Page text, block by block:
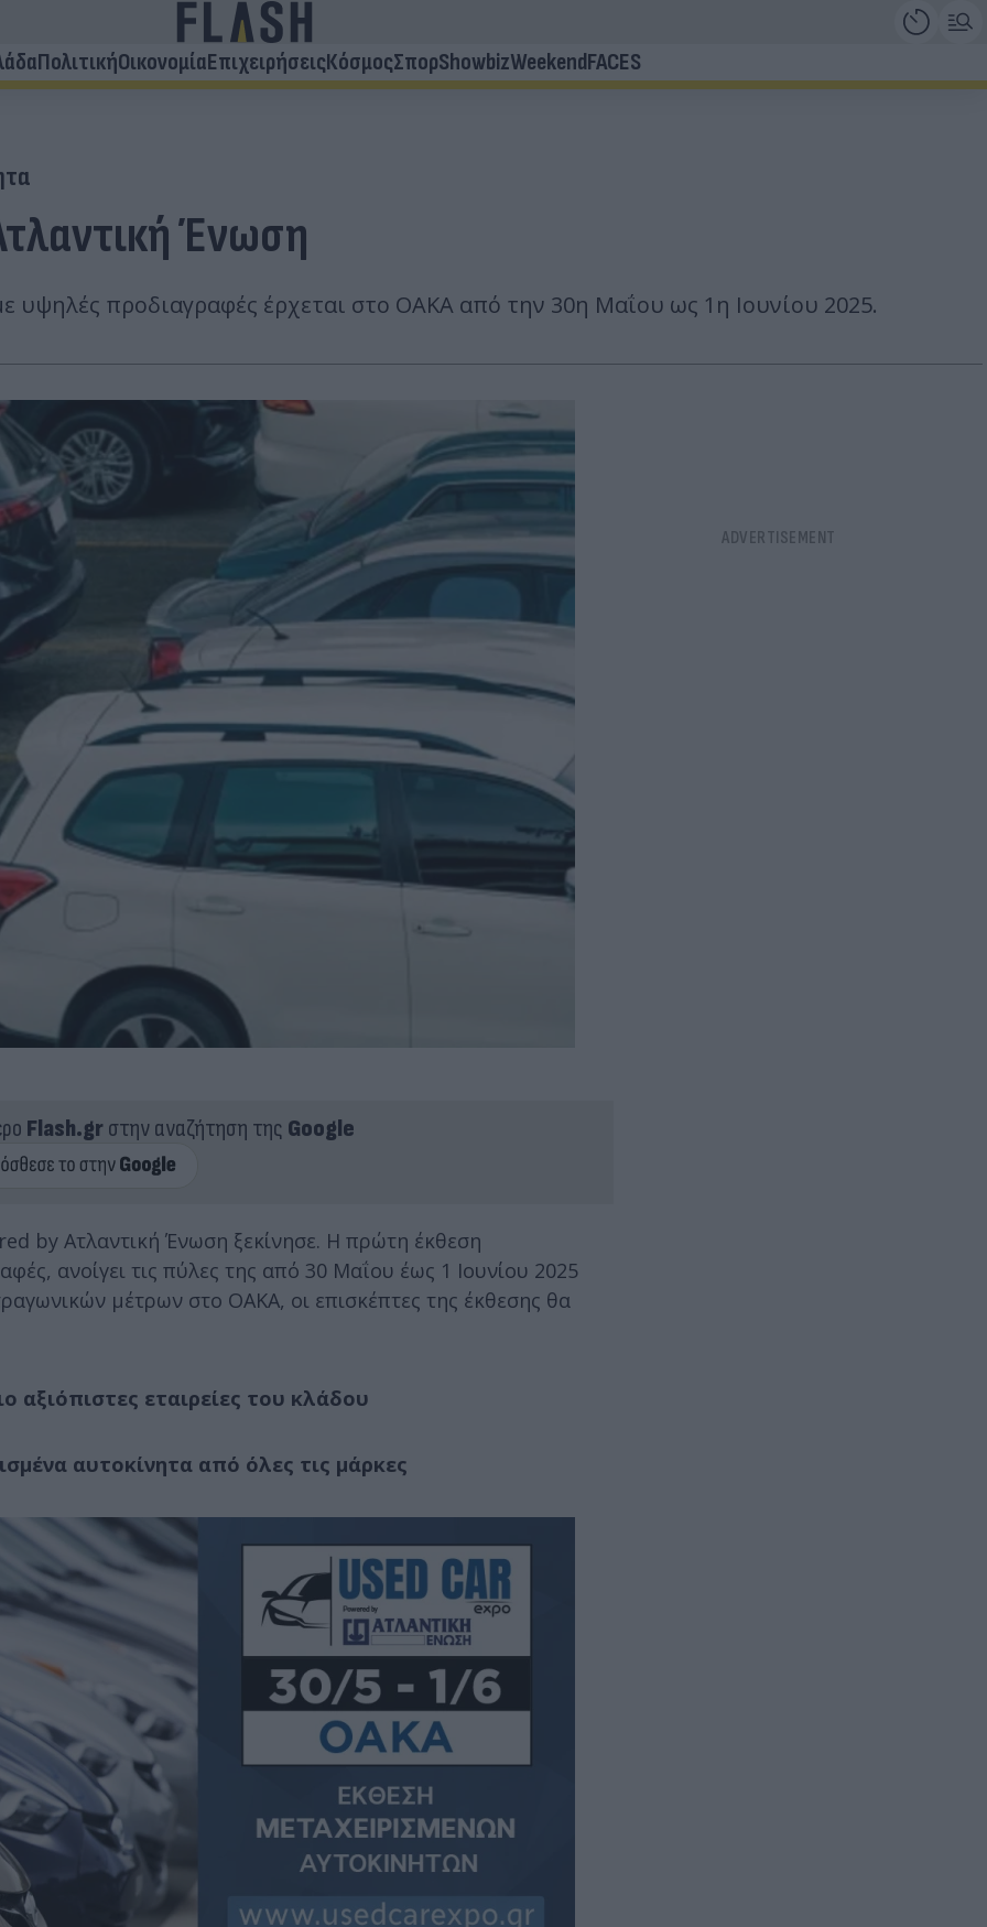
ΠολιτικήΟικονομίαΕπιχειρήσειςΚόσμοςΣπορShowbizWeekendFACES
Ένωση
προδιαγραφές έρχεται στο ΟΑΚΑ από την 30η Μαΐου ως 1η Ιουνίου 2025.
Flash.grστην αναζήτηση της Google
by Ατλαντική Ένωση ξεκίνησε. Η πρώτη έκθεση
ανοίγει τις πύλες της από 30 Μαΐου έως 1 Ιουνίου 2025
μέτρων στο ΟAKA, οι επισκέπτες της έκθεσης θα
αξιόπιστες εταιρείες του κλάδου
αυτοκίνητα από όλες τις μάρκες